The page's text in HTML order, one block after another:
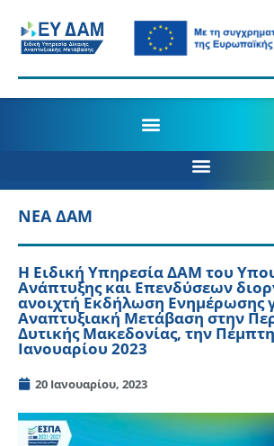
ΝΕΑ ΔΑΜ
Η Ειδική Υπηρεσία ΔΑΜ του
Ανάπτυξης και Επενδύσεων
ανοιχτή Εκδήλωση Ενημέρωσης
Αναπτυξιακή Μετάβαση στην
Δυτικής Μακεδονίας, την
Ιανουαρίου 2023
20 Ιανουαρίου, 2023